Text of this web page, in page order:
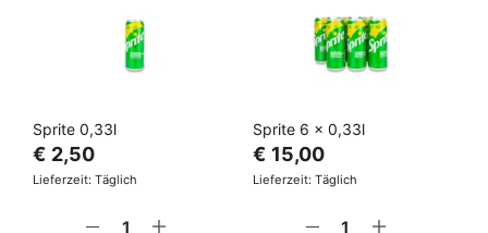
Sprite 0,33l
€ 2,50
Lieferzeit: Täglich
Sprite 6 x 0,33l
€ 15,00
Lieferzeit: Täglich